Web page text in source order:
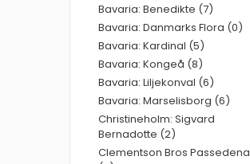
Bavaria: Benedikte (7)
Bavaria: Danmarks Flora (0)
Bavaria: Kardinal (5)
Bavaria: Kongeå (8)
Bavaria: Liljekonval (6)
Bavaria: Marselisborg (6)
Christineholm: Sigvard
Bernadotte (2)
Clementson Bros Passedena